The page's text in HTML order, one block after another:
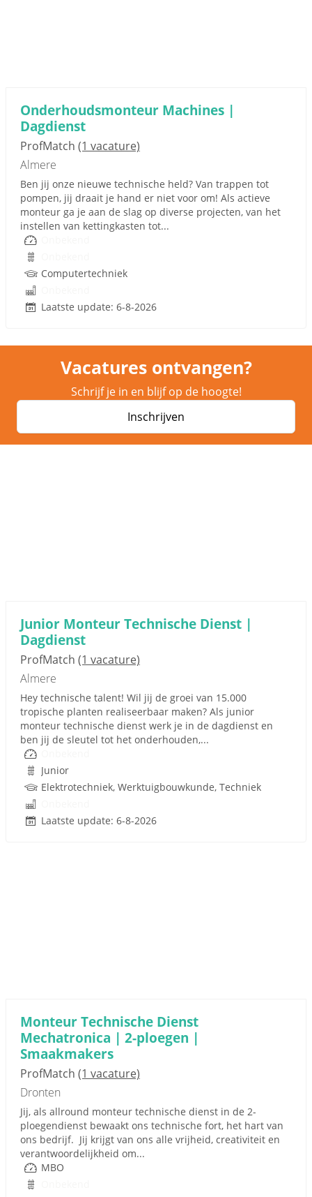
Onderhoudsmonteur Machines |
Dagdienst
ProfMatch (1 vacature)
Almere
Ben jij onze nieuwe technische held? Van trappen tot
pompen, jij draait je hand er niet voor om! Als actieve
monteur ga je aan de slag op diverse projecten, van het
instellen van kettingkasten tot...
Computertechniek
Laatste update: 6-8-2026
Vacatures ontvangen?
Schrijf je in en blijf op de hoogte!
Inschrijven
Junior Monteur Technische Dienst |
Dagdienst
ProfMatch (1 vacature)
Almere
Hey technische talent! Wil jij de groei van 15.000
tropische planten realiseerbaar maken? Als junior
monteur technische dienst werk je in de dagdienst en
ben jij de sleutel tot het onderhouden,...
Junior
Elektrotechniek, Werktuigbouwkunde, Techniek
Laatste update: 6-8-2026
Monteur Technische Dienst
Mechatronica | 2-ploegen |
Smaakmakers
ProfMatch (1 vacature)
Dronten
Jij, als allround monteur technische dienst in de 2-
ploegendienst bewaakt ons technische fort, het hart van
ons bedrijf. Jij krijgt van ons alle vrijheid, creativiteit en
verantwoordelijkheid om...
MBO